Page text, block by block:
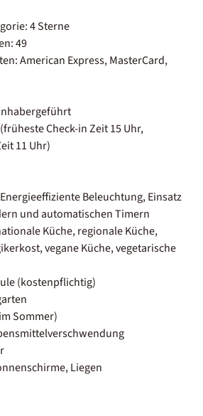
4 Sterne
49
American Express, MasterCard,
Check-in Zeit 15 Uhr,
11 Uhr)
Beleuchtung, Einsatz
und automatischen Timern
Küche, regionale Küche,
vegane Küche, vegetarische
(kostenpflichtig)
Sommer)
Liegen